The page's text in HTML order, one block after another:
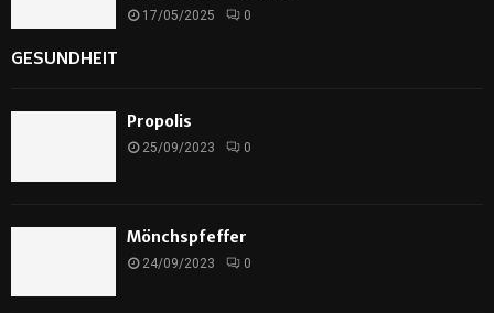
17/05/2025 0
GESUNDHEIT
Propolis
25/09/2023 0
Mönchspfeffer
24/09/2023 0